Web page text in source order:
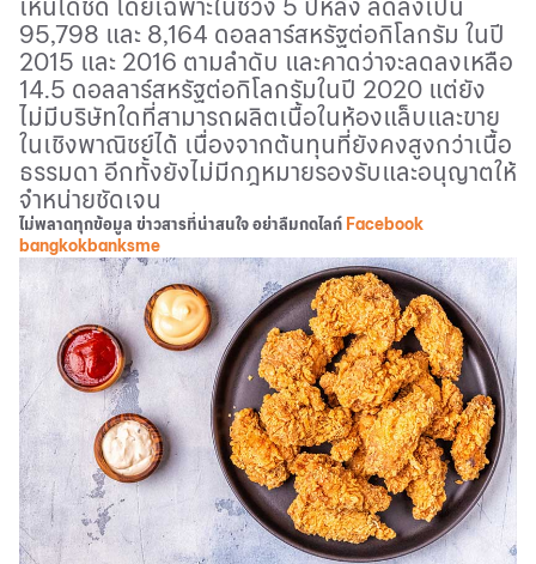
เห็นได้ชัด โดยเฉพาะในช่วง 5 ปีหลัง ลดลงเป็น
95,798 และ 8,164 ดอลลาร์สหรัฐต่อกิโลกรัม ในปี
2015 และ 2016 ตามลำดับ และคาดว่าจะลดลงเหลือ
14.5 ดอลลาร์สหรัฐต่อกิโลกรัมในปี 2020 แต่ยัง
ไม่มีบริษัทใดที่สามารถผลิตเนื้อในห้องแล็บและขาย
ในเชิงพาณิชย์ได้ เนื่องจากต้นทุนที่ยังคงสูงกว่าเนื้อ
ธรรมดา อีกทั้งยังไม่มีกฎหมายรองรับและอนุญาตให้
จำหน่ายชัดเจน
ไม่พลาดทุกข้อมูล ข่าวสารที่น่าสนใจ อย่าลืมกดไลก์ Facebook
bangkokbanksme